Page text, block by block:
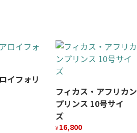
イフォリ
フィカス・アフリカン
プリンス 10号サイ
ズ
¥ 16,800